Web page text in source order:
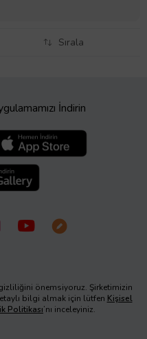
Sırala
İndirin
önemsiyoruz. Şirketimizin
bilgi almak için lütfen Kişisel
Politikası’nı inceleyiniz.